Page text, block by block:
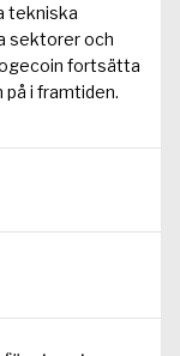
tekniska
sektorer och
fortsätta
i framtiden.